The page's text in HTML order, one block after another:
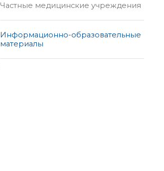
Частные медицинские учреждения
Информационно-образовательные
материалы